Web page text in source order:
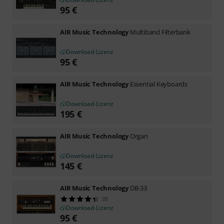
95€
AIR Music Technology Multiband Filterbank
Download-Lizenz
95€
AIR Music Technology Essential Keyboards
Download-Lizenz
195 €
AIR Music Technology Organ
Download-Lizenz
145 €
AIR Music Technology DB-33
35
Download-Lizenz
95€